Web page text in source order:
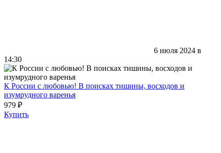
6 июля 2024 в
14:30
К России с любовью! В поисках тишины, восходов и
изумрудного варенья
979 ₽
Купить